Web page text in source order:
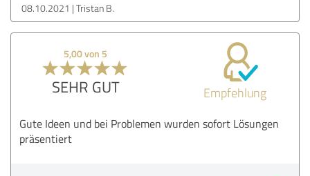
08.10.2021 Tristan B.
5,00 von 5
SEHR GUT Empfehlung
Gute Ideen und bei Problemen wurden sofort Lösungen
präsentiert